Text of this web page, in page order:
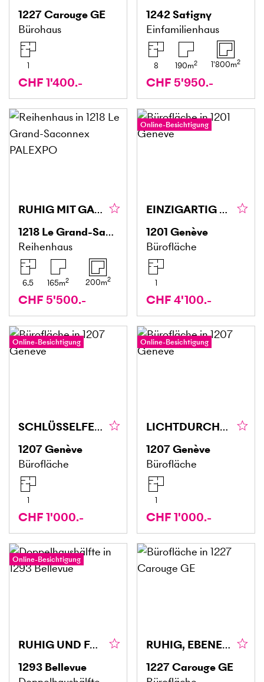
1227Carouge GE
Bürohaus
1
CHF 1'400.-
1242Satigny
Einfamilienhaus
8 190m2 1'800m2
CHF 5'950.-
RUHIG MIT GARTEN FÜR DIE GANZE FAMILIE
1218 Le Grand-Saconnex PALEXPO
Reihenhaus
6.5 165m2 200m2
CHF 5'500.-
Online-Besichtigung
EINZIGARTIG UND LUXURIÖS
1201 Genève
Bürofläche
1
CHF 4'100.-
Online-Besichtigung
SCHLÜSSELFERTIGER GESCHÄFTSRAUM (2)
1207Genève
Bürofläche
1
CHF 1'000.-
Online-Besichtigung
LICHTDURCHFLUTETE FLÄCHE IN EAUX-VIVES (1)
1207Genève
Bürofläche
1
CHF 1'000.-
Online-Besichtigung
RUHIG UND FAMILIÄR
1293 Bellevue
RUHIG, EBENERDIG & IDEAL GELEGEN
1227Carouge GE